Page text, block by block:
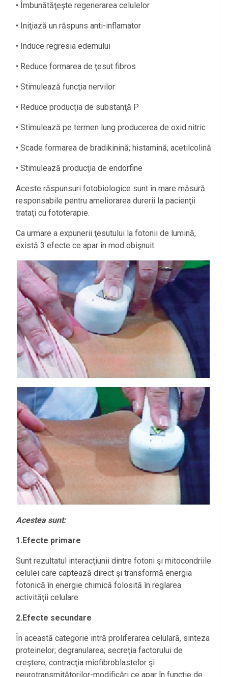
• Îmbunătăţeşte regenerarea celulelor
• Iniţiază un răspuns anti-inflamator
• Induce regresia edemului
• Reduce formarea de ţesut fibros
• Stimulează funcţia nervilor
• Reduce producţia de substanţă P
• Stimulează pe termen lung producerea de oxid nitric
• Scade formarea de bradikinină; histamină; acetilcolină
• Stimulează producţia de endorfine
Aceste răspunsuri fotobiologice sunt în mare măsură
responsabile pentru ameliorarea durerii la pacienţii
trataţi cu fototerapie.
Ca urmare a expunerii ţesutului la fotonii de lumină,
există 3 efecte ce apar în mod obişnuit.
Acestea sunt:
1.Efecte primare
Sunt rezultatul interacţiunii dintre fotoni şi mitocondriile
celulei care captează direct şi transformă energia
fotonică în energie chimică folosită în reglarea
activităţii celulare.
2.Efecte secundare
În această categorie intră proliferarea celulară, sinteza
proteinelor; degranularea; secreţia factorului de
creştere; contracţia miofibroblastelor şi
neurotransmițătorilor-modificări ce apar în funcţie de